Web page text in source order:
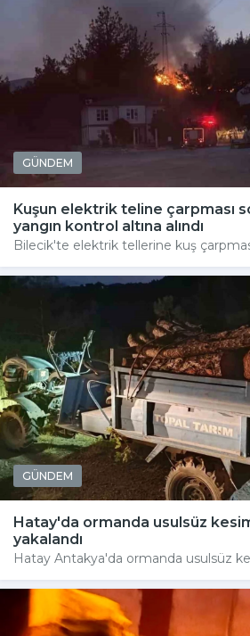
GÜNDEM
Kuşun elektrik teline çarpması
yangın kontrol altına alındı
Bilecik'te elektrik tellerine kuş
GÜNDEM
Hatay'da ormanda usulsüz
yakalandı
Hatay Antakya'da ormanda usulsüz